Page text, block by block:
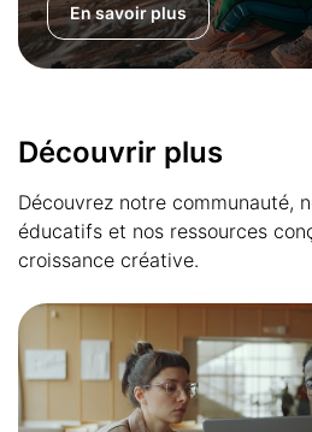
En savoir plus
Découvrir plus
Découvrez notre communauté,
éducatifs et nos ressources
croissance créative.